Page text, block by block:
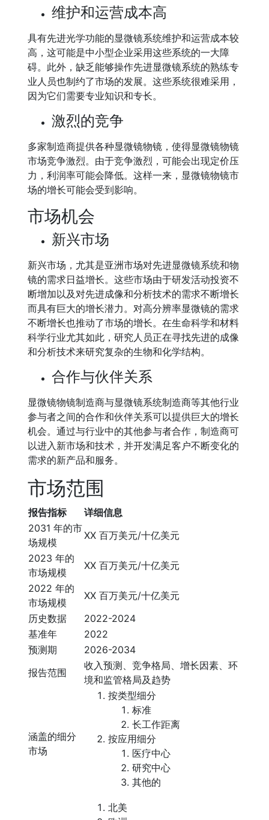
维护和运营成本高
具有先进光学功能的显微镜系统维护和运营成本较
高，这可能是中小型企业采用这些系统的一大障
碍。此外，缺乏能够操作先进显微镜系统的熟练专
业人员也制约了市场的发展。这些系统很难采用，
因为它们需要专业知识和专长。
激烈的竞争
多家制造商提供各种显微镜物镜，使得显微镜物镜
市场竞争激烈。由于竞争激烈，可能会出现定价压
力，利润率可能会降低。这样一来，显微镜物镜市
场的增长可能会受到影响。
市场机会
新兴市场
新兴市场，尤其是亚洲市场对先进显微镜系统和物
镜的需求日益增长。这些市场由于研发活动投资不
断增加以及对先进成像和分析技术的需求不断增长
而具有巨大的增长潜力。对高分辨率显微镜的需求
不断增长也推动了市场的增长。在生命科学和材料
科学行业尤其如此，研究人员正在寻找先进的成像
和分析技术来研究复杂的生物和化学结构。
合作与伙伴关系
显微镜物镜制造商与显微镜系统制造商等其他行业
参与者之间的合作和伙伴关系可以提供巨大的增长
机会。通过与行业中的其他参与者合作，制造商可
以进入新市场和技术，并开发满足客户不断变化的
需求的新产品和服务。
市场范围
报告指标
详细信息
2031 年的市
场规模
XX 百万美元/十亿美元
2023 年的
市场规模
XX 百万美元/十亿美元
2022 年的
市场规模
XX 百万美元/十亿美元
历史数据
2022-2024
基准年
2022
预测期
2026-2034
报告范围
收入预测、竞争格局、增长因素、环
境和监管格局及趋势
涵盖的细分
市场
按类型细分
标准
长工作距离
按应用细分
医疗中心
研究中心
其他的
北美